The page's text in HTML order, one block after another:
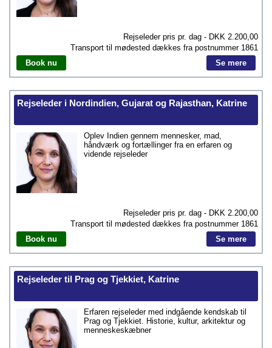
Rejseleder pris pr. dag - DKK 2.200,00
Transport til mødested dækkes fra postnummer 1861
Book nu
Se mere
Rejseleder i Nordindien, Gujarat og Rajasthan, Katrine
Oplev Indien gennem mennesker, mad,
håndværk og fortællinger fra en erfaren og
vidende rejseleder
Rejseleder pris pr. dag - DKK 2.200,00
Transport til mødested dækkes fra postnummer 1861
Book nu
Se mere
Rejseleder til Prag og Tjekkiet, Katrine
Erfaren rejseleder med indgående kendskab til
Prag og Tjekkiet. Historie, kultur, arkitektur og
menneskeskæbner